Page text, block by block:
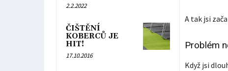
2.2.2022
ČIŠTĚNÍ
KOBERCŮ JE
HIT!
17.10.2016
A tak jsi
Problém
Když jsi